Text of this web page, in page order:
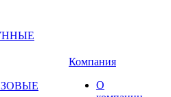
Компания
О